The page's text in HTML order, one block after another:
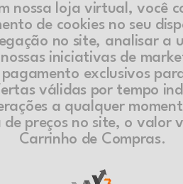
nossa loja virtual, você
de cookies no seu
no site, analisar a
iniciativas de
pagamento exclusivos
válidas por tempo
a qualquer
de preços no site, o valor
Carrinho de Compras.